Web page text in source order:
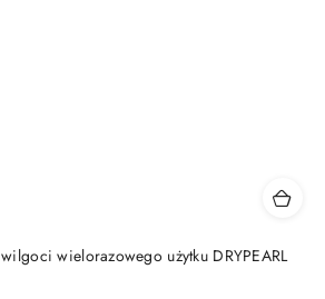
wielorazowego użytku DRYPEARL